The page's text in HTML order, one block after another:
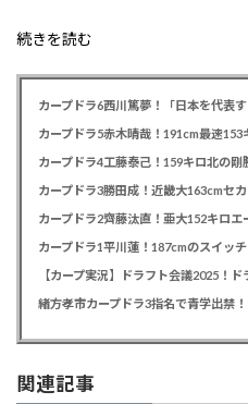
続きを読む
カープドラ4工藤泰己！159キロ北の剛
カープドラ2齊藤汰直！亜大152キロエ
【カープ実況】ドラフト会議2025！
関連記事